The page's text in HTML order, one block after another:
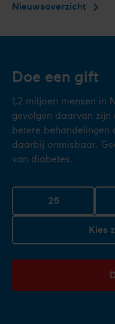
Nieuwsoverzicht
Doe een gift
1,2 miljoen mensen in
gevolgen daarvan zijn
betere behandelingen
daarbij onmisbaar.
van diabetes.
25
Kies